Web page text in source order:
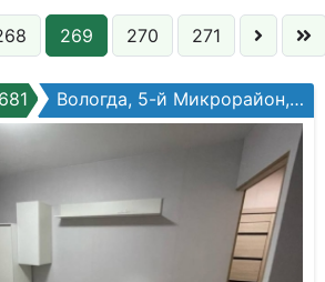
269 270 271
Вологда, 5-й Микрорайон, Архангельская ул, №2